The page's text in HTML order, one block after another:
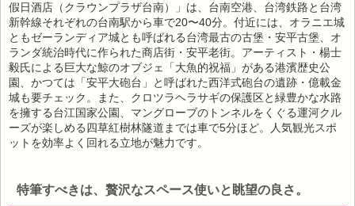
假日酒店（クラウンプラザ台南）」は、台南空港、台湾鉄路と台湾
新幹線それぞれの台南駅から車で20〜40分。付近には、オラニエ城
ともゼーランディア城とも呼ばれる台湾最古の古堡・安平古堡、オ
ランダ統治時代に作られた商店街・安平老街。アーティスト・楊士
毅氏による巨大な鯨のオブジェ「大魚的祝福」がある港濱歴史公
園、かつては「安平大砲台」と呼ばれた西洋式砲台の遺跡・億載金
城も要チェック。また、クロツラヘラサギの保護区と緑豊かな水路
を擁する台江国家公園、マングローブのトンネルをくぐる運河クル
ーズが楽しめる四草紅樹林隧道までは車で5分ほど。人気観光スポ
ットを効率よく回れる立地が魅力です。
特筆すべきは、贅沢なスペース使いと眺望の良さ。